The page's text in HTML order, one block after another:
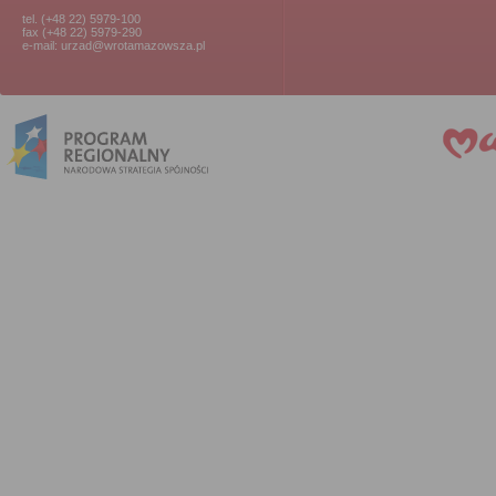
tel. (+48 22) 5979-100
fax (+48 22) 5979-290
e-mail: urzad@wrotamazowsza.pl